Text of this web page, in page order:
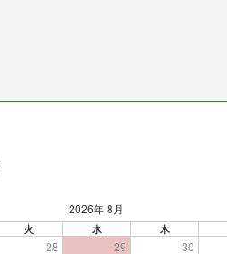
2026年 8月
火 水 木
28 29 30